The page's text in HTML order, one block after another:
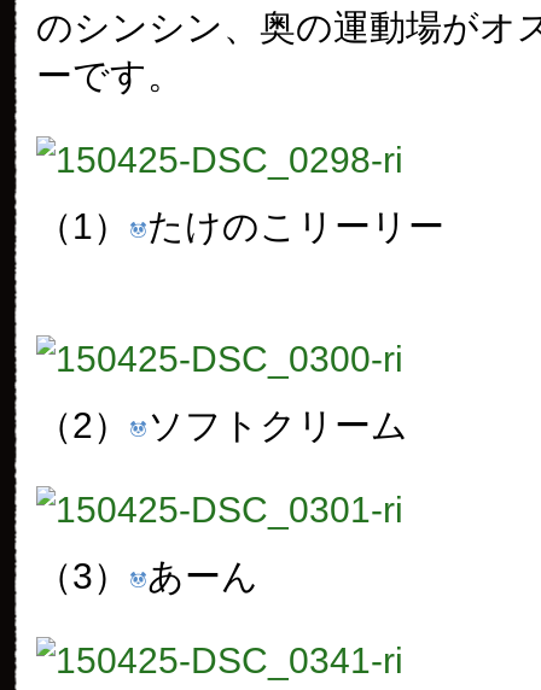
のシンシン、奥の運動場がオ
ーです。
（1） たけのこリーリー
（2） ソフトクリーム
（3） あーん